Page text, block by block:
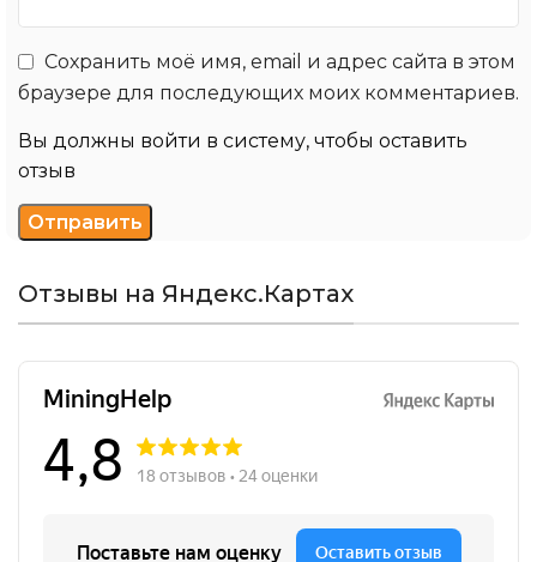
Сохранить моё имя, email и адрес сайта в этом
браузере для последующих моих комментариев.
Вы должны войти в систему, чтобы оставить
отзыв
Отзывы на Яндекс.Картах